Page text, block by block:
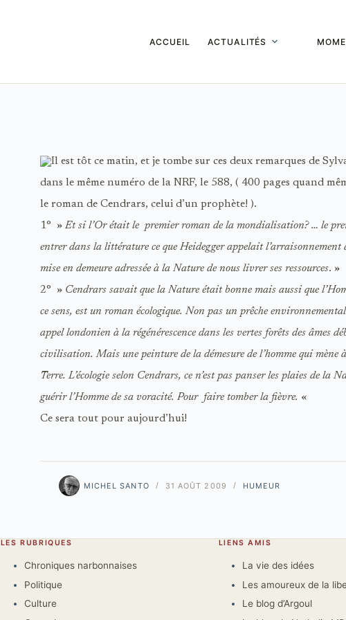
ACCUEIL ACTUALITÉS
Il est tôt ce matin, et je tombe sur ces deux remarques de
dans le même numéro de la NRF, le 588, ( 400 pages quand
le roman de Cendrars, celui d’un prophète! ).
1° » Et si l’Or était le premier roman de la mondialisation? … le
entrer dans la littérature ce que Heidegger appelait l’arraisonnement
mise en demeure adressée à la Nature de nous livrer ses ressources. »
2° » Cendrars savait que la Nature était bonne mais aussi que
ce sens, est un roman écologique. Non pas un prêche
appel londonien à la régénérescence dans les vertes forêts des âmes
civilisation. Mais une peinture de la démesure de l’homme qui mène
Terre. L’écologie selon Cendrars, ce n’est pas panser les plaies de la
guérir l’Homme de sa voracité. Pour faire tomber la fièvre. «
Ce sera tout pour aujourd’hui!
MICHEL SANTO 31 AOÛT 2009 HUMEUR
LES RUBRIQUES
Chroniques narbonnaises
Politique
Culture
LIENS AMIS
La vie des idées
Les amoureux de la
Le blog d’Argoul